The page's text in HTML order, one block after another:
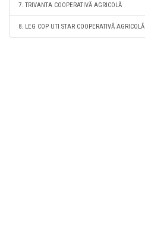
7. TRIVANTA COOPERATIVĂ AGRICOLĂ
8. LEG COP UTI STAR COOPERATIVĂ AGRICOLĂ